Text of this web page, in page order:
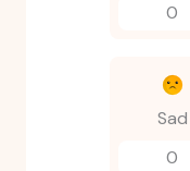
0
Sad
0